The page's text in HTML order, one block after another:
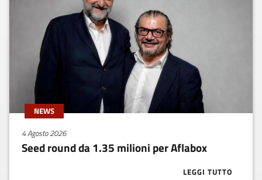
NEWS
4 Agosto 2026
Seed round da 1.35 milioni per Aflabox
LEGGI TUTTOABOUT SEED